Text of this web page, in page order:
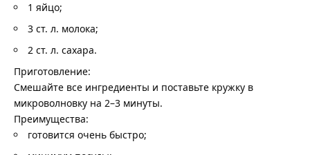
1 яйцо;
3 ст. л. молока;
2 ст. л. сахара.
Приготовление:
Смешайте все ингредиенты и поставьте кружку в
микроволновку на 2–3 минуты.
Преимущества:
готовится очень быстро;